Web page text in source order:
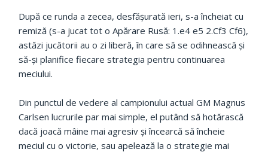
După ce runda a zecea, desfășurată ieri, s-a încheiat cu
remiză (s-a jucat tot o Apărare Rusă: 1.e4 e5 2.Cf3 Cf6),
astăzi jucătorii au o zi liberă, în care să se odihnească și
să-și planifice fiecare strategia pentru continuarea
meciului.
Din punctul de vedere al campionului actual GM Magnus
Carlsen lucrurile par mai simple, el putând să hotărască
dacă joacă mâine mai agresiv și încearcă să încheie
meciul cu o victorie, sau apelează la o strategie mai